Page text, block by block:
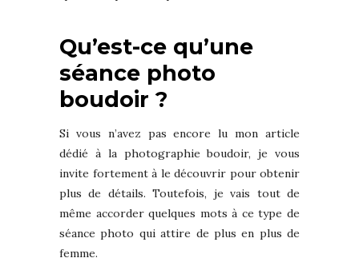
Qu’est-ce qu’une
séance photo
boudoir ?
Si vous n’avez pas encore lu mon article
dédié à la photographie boudoir, je vous
invite fortement à le découvrir pour obtenir
plus de détails. Toutefois, je vais tout de
même accorder quelques mots à ce type de
séance photo qui attire de plus en plus de
femme.